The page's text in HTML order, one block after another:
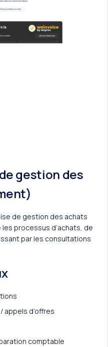
gestion des
de gestion des achats
processus d’achats, de
par les consultations
appels d’offres
comptable